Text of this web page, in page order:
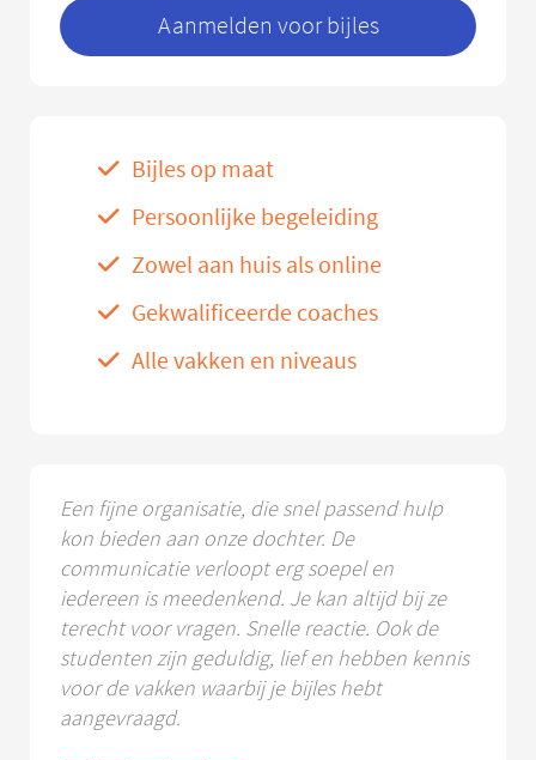
Aanmelden voor bijles
Bijles op maat
Persoonlijke begeleiding
Zowel aan huis als online
Gekwalificeerde coaches
Alle vakken en niveaus
Een fijne organisatie, die snel passend hulp
kon bieden aan onze dochter. De
communicatie verloopt erg soepel en
iedereen is meedenkend. Je kan altijd bij ze
terecht voor vragen. Snelle reactie. Ook de
studenten zijn geduldig, lief en hebben kennis
voor de vakken waarbij je bijles hebt
aangevraagd.